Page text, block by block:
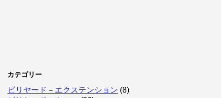
カテゴリー
ビリヤード－エクステンション (8)